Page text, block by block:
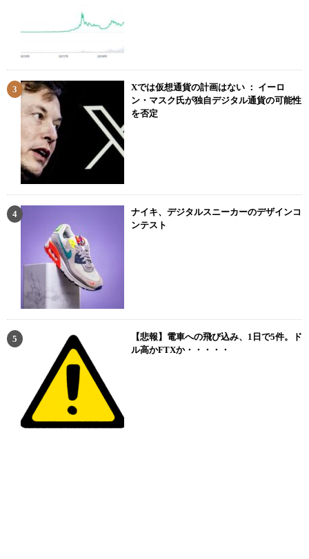
Xでは仮想通貨の計画はない ： イーロ
ン・マスク氏が独自デジタル通貨の可能性
を否定
ナイキ、デジタルスニーカーのデザインコ
ンテスト
【悲報】電車への飛び込み、1日で5件。ド
ル高かFTXか・・・・・